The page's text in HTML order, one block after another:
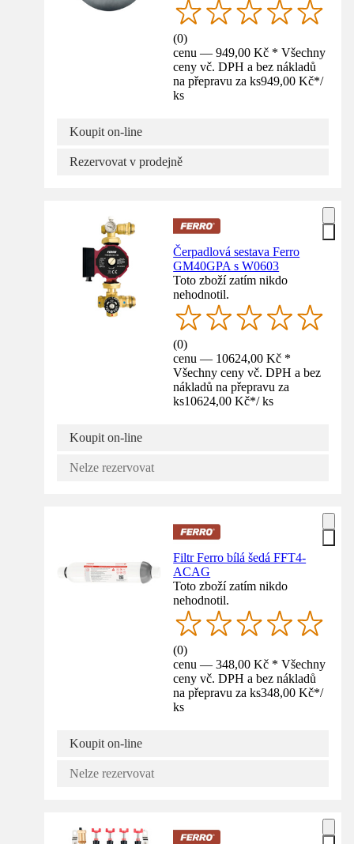
(0)
cenu — 949,00 Kč * Všechny
ceny vč. DPH a bez nákladů
na přepravu za ks949,00 Kč*/
ks
Koupit on-line
Rezervovat v prodejně
Čerpadlová sestava Ferro
GM40GPA s W0603
Toto zboží zatím nikdo
nehodnotil.
(0)
cenu — 10624,00 Kč *
Všechny ceny vč. DPH a bez
nákladů na přepravu za
ks10624,00 Kč*/ ks
Koupit on-line
Nelze rezervovat
Filtr Ferro bílá šedá FFT4-
ACAG
Toto zboží zatím nikdo
nehodnotil.
(0)
cenu — 348,00 Kč * Všechny
ceny vč. DPH a bez nákladů
na přepravu za ks348,00 Kč*/
ks
Koupit on-line
Nelze rezervovat